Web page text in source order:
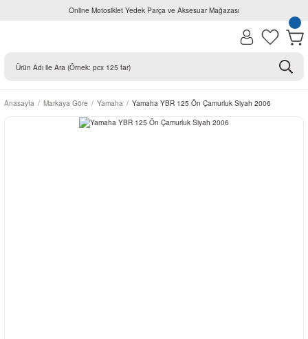
Online Motosiklet Yedek Parça ve Aksesuar Mağazası
Anasayfa Markaya Göre Yamaha Yamaha YBR 125 Ön Çamurluk Siyah 2006